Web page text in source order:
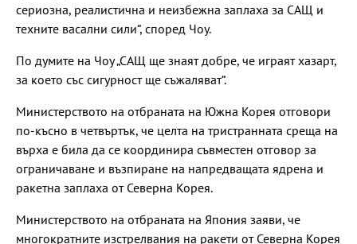
сериозна, реалистична и неизбежна заплаха за САЩ и
техните васални сили“, според Чоу.
По думите на Чоу „САЩ ще знаят добре, че играят хазарт,
за което със сигурност ще съжаляват“.
Министерството на отбраната на Южна Корея отговори
по-късно в четвъртък, че целта на тристранната среща на
върха е била да се координира съвместен отговор за
ограничаване и възпиране на напредващата ядрена и
ракетна заплаха от Северна Корея.
Министерството на отбраната на Япония заяви, че
многократните изстрелвания на ракети от Северна Корея